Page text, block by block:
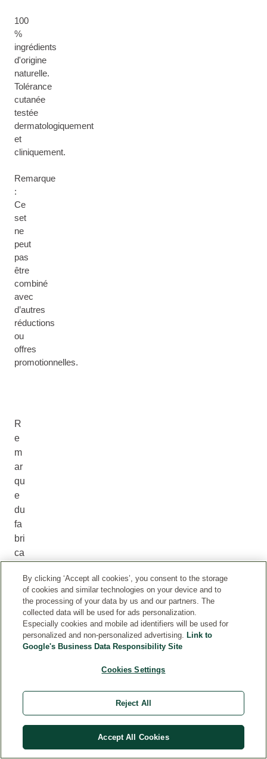
100
%
ingrédients
d'origine
naturelle.
Tolérance
cutanée
testée
dermatologiquement
et
cliniquement.
Remarque
:
Ce
set
ne
peut
pas
être
combiné
avec
d’autres
réductions
ou
offres
promotionnelles.
R
e
m
ar
qu
e
du
fa
bri
ca
Weleda
AG,
73525
Schwäbisch-
Gmünd,
Germany,
By clicking ‘Accept all cookies’, you consent to the storage
of cookies and similar technologies on your device and to
the processing of your data by us and our partners. The
collected data will be used for ads personalization.
Especially cookies and mobile ad identifiers will be used for
personalized and non-personalized advertising. Link to
Google's Business Data Responsibility Site
Cookies Settings
Reject All
Accept All Cookies